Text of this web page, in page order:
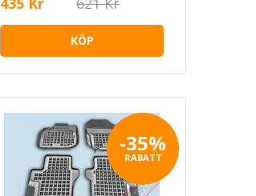
KÖP
-35%
RABATT